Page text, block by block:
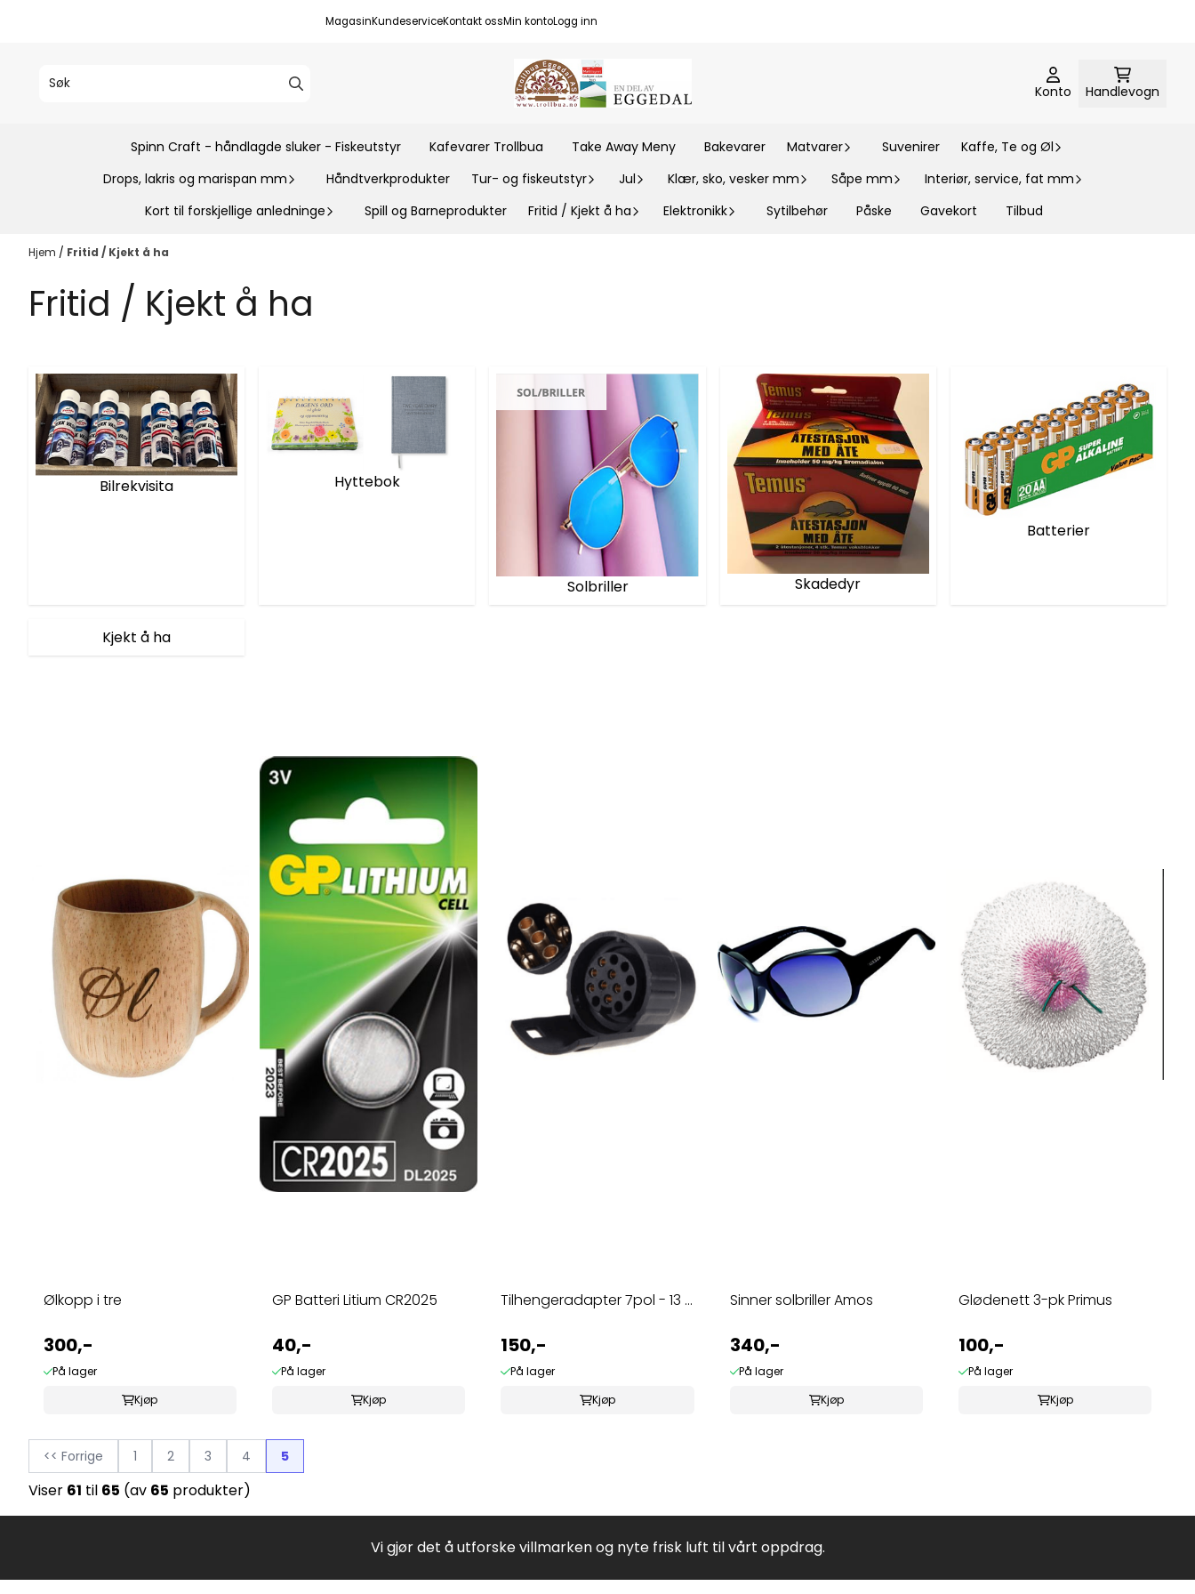
MagasinKundeserviceKontakt ossMin kontoLogg inn
Konto Handlevogn
Spinn Craft - håndlagde sluker - Fiskeutstyr Kafevarer Trollbua Take Away Meny Bakevarer Matvarer Suvenirer
Kaffe, Te og Øl
Drops, lakris og marispan mm
Håndtverkprodukter Tur- og fiskeutstyr Jul Klær, sko, vesker mm Såpe mm
Interiør, service, fat mm
Kort til forskjellige anledninge
Spill og Barneprodukter Fritid / Kjekt å ha Elektronikk Sytilbehør Påske Gavekort Tilbud
Hjem / Fritid / Kjekt å ha
Fritid / Kjekt å ha
Bilrekvisita Hyttebok
Solbriller Skadedyr
Batterier
Kjekt å ha
Ølkopp i tre
300,-
På lager
Kjøp
GP Batteri Litium CR2025
40,-
På lager
Kjøp
Tilhengeradapter 7pol - 13 ...
150,-
På lager
Kjøp
Sinner solbriller Amos
340,-
På lager
Kjøp
Glødenett 3-pk Primus
100,-
På lager
Kjøp
<< Forrige 1 2 3 4 5
Viser 61 til 65 (av 65 produkter)
Vi gjør det å utforske villmarken og nyte frisk luft til vårt oppdrag.